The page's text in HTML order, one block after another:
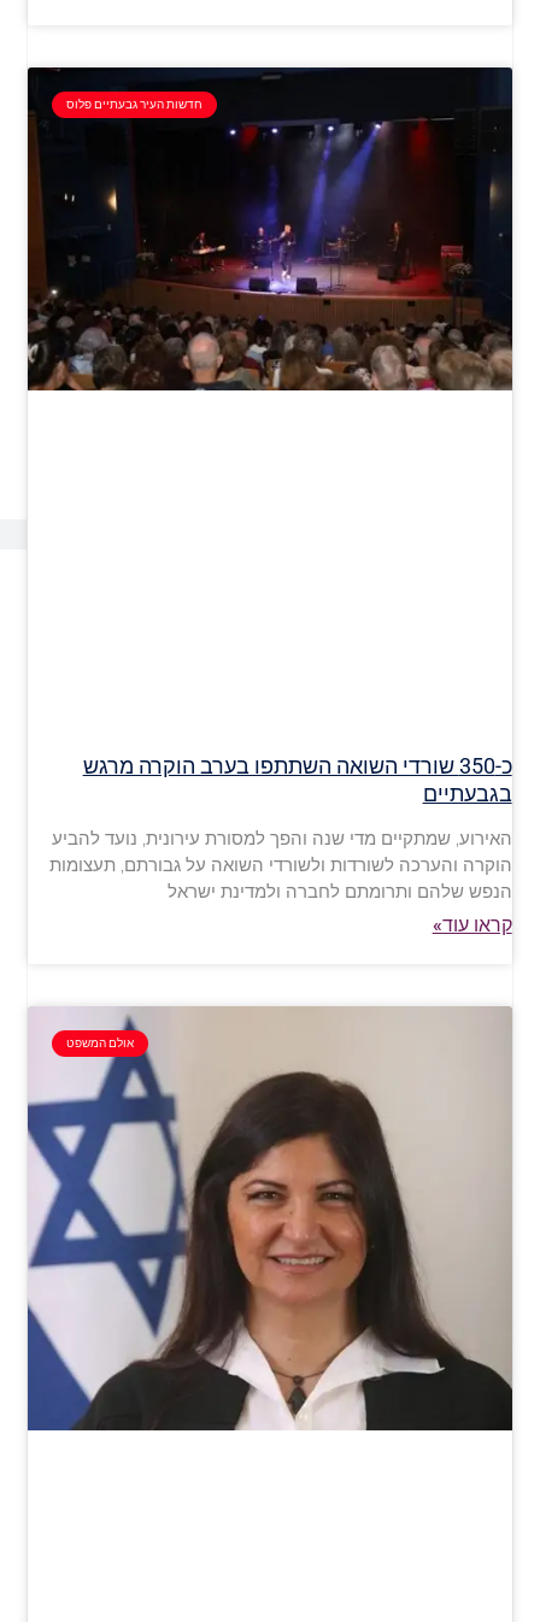
חדשות העיר גבעתיים פלוס
כ-350 שורדי השואה השתתפו בערב הוקרה מרגש
בגבעתיים
האירוע, שמתקיים מדי שנה והפך למסורת עירונית, נועד להביע
הוקרה והערכה לשורדות ולשורדי השואה על גבורתם, תעצומות
הנפש שלהם ותרומתם לחברה ולמדינת ישראל
קראו עוד»
אולם המשפט